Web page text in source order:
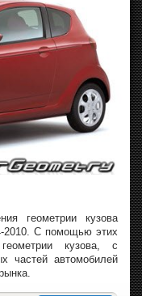
геометрии кузова
2010. С помощью этих
кузова, с
частей автомобилей